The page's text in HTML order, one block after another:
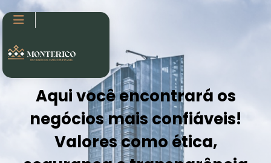

Aqui você encontrará os
negócios mais confiáveis!
Valores como ética,